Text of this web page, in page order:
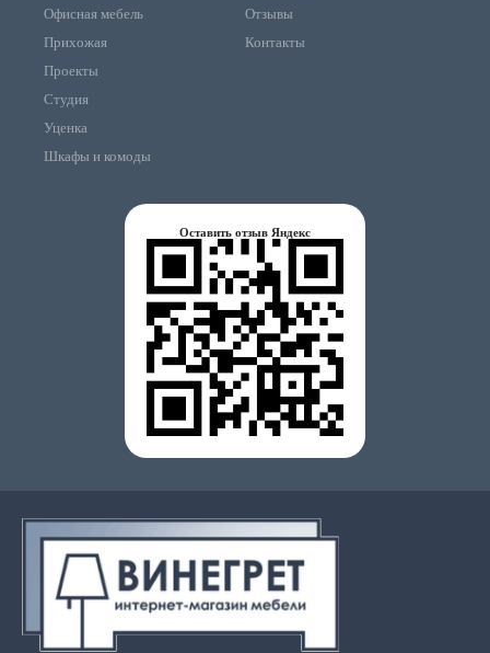
Офисная мебель
Прихожая
Проекты
Студия
Уценка
Шкафы и комоды
Отзывы
Контакты
Оставить отзыв Яндекс